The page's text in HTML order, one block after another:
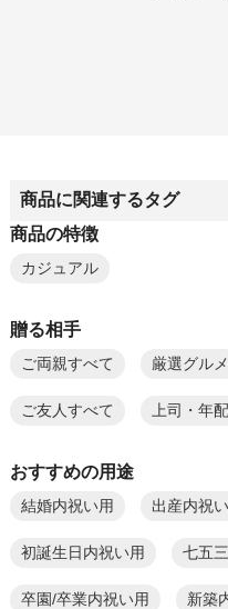
商品に関連するタグ
商品の特徴
カジュアル
贈る相手
ご両親すべて 厳選グルメ
ご友人すべて 上司・年
おすすめの用途
結婚内祝い用 出産内祝
初誕生日内祝い用 七五
卒園/卒業内祝い用 新築